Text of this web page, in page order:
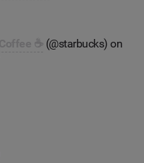
(@starbucks) on